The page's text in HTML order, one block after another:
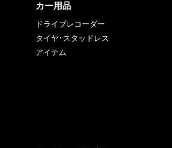
カー用品
ドライブレコーダー
タイヤ･スタッドレス
アイテム